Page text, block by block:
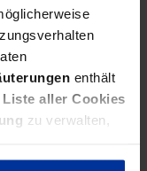
enthält
Liste aller Cookies
zu verwalten,
die